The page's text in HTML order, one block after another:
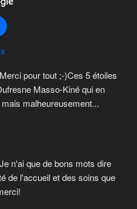
Merci pour tout ;-)Ces 5 étoiles
Masso-Kiné qui en
malheureusement...
Je n'ai que de bons mots dire
de l'accueil et des soins que